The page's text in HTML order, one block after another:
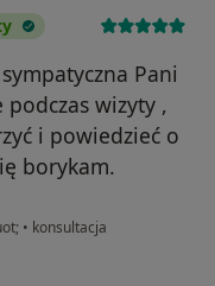
Pani
podczas wizyty ,
i powiedzieć o
borykam.
• konsultacja